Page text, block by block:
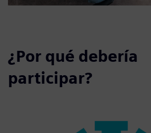
¿Por qué debería
participar?